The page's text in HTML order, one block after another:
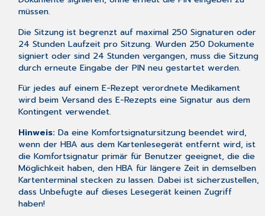
müssen.
Die Sitzung ist begrenzt auf maximal 250 Signaturen oder
24 Stunden Laufzeit pro Sitzung. Wurden 250 Dokumente
signiert oder sind 24 Stunden vergangen, muss die Sitzung
durch erneute Eingabe der PIN neu gestartet werden.
Für jedes auf einem E-Rezept verordnete Medikament
wird beim Versand des E-Rezepts eine Signatur aus dem
Kontingent verwendet.
Hinweis: Da eine Komfortsignatursitzung beendet wird,
wenn der HBA aus dem Kartenlesegerät entfernt wird, ist
die Komfortsignatur primär für Benutzer geeignet, die die
Möglichkeit haben, den HBA für längere Zeit in demselben
Kartenterminal stecken zu lassen. Dabei ist sicherzustellen,
dass Unbefugte auf dieses Lesegerät keinen Zugriff
haben!